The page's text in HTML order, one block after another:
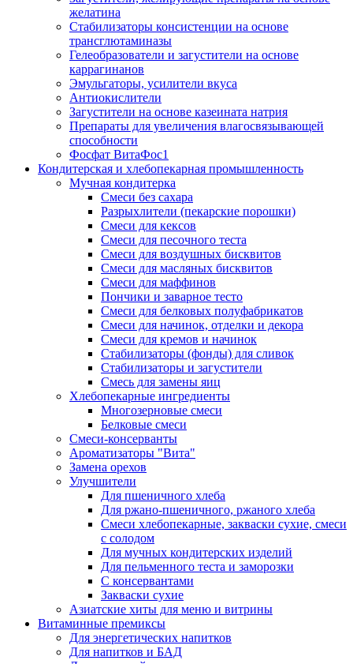
желатина
Стабилизаторы консистенции на основе
трансглютаминазы
Гелеобразователи и загустители на основе
каррагинанов
Эмульгаторы, усилители вкуса
Антиокислители
Загустители на основе казеината натрия
Препараты для увеличения влагосвязывающей
способности
Фосфат ВитаФос1
Кондитерская и хлебопекарная промышленность
Мучная кондитерка
Смеси без сахара
Разрыхлители (пекарские порошки)
Смеси для кексов
Смеси для песочного теста
Смеси для воздушных бисквитов
Смеси для масляных бисквитов
Смеси для маффинов
Пончики и заварное тесто
Cмеси для белковых полуфабрикатов
Смеси для начинок, отделки и декора
Смеси для кремов и начинок
Стабилизаторы (фонды) для сливок
Стабилизаторы и загустители
Смесь для замены яиц
Хлебопекарные ингредиенты
Многозерновые смеси
Белковые смеси
Смеси-консерванты
Ароматизаторы "Вита"
Замена орехов
Улучшители
Для пшеничного хлеба
Для ржано-пшеничного, ржаного хлеба
Смеси хлебопекарные, закваски сухие, смеси
с солодом
Для мучных кондитерских изделий
Для пельменного теста и заморозки
С консервантами
Закваски сухие
Азиатские хиты для меню и витрины
Витаминные премиксы
Для энергетических напитков
Для напитков и БАД